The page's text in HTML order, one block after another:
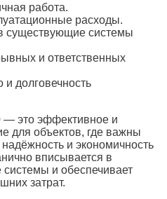
работа.
расходы.
существующие системы
и ответственных
долговечность
— это эффективное и
для объектов, где важны
и экономичность
вписывается в
и обеспечивает
затрат.